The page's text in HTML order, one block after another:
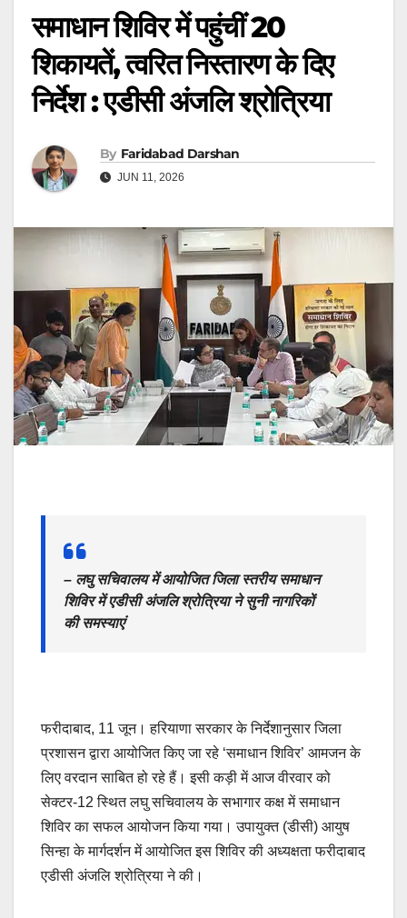
समाधान शिविर में पहुंचीं 20
शिकायतें, त्वरित निस्तारण के दिए
निर्देश : एडीसी अंजलि श्रोत्रिया
By Faridabad Darshan
JUN 11, 2026
– लघु सचिवालय में आयोजित जिला स्तरीय समाधान
शिविर में एडीसी अंजलि श्रोत्रिया ने सुनी नागरिकों
की समस्याएं
फरीदाबाद, 11 जून। हरियाणा सरकार के निर्देशानुसार जिला
प्रशासन द्वारा आयोजित किए जा रहे ‘समाधान शिविर’ आमजन के
लिए वरदान साबित हो रहे हैं। इसी कड़ी में आज वीरवार को
सेक्टर-12 स्थित लघु सचिवालय के सभागार कक्ष में समाधान
शिविर का सफल आयोजन किया गया। उपायुक्त (डीसी) आयुष
सिन्हा के मार्गदर्शन में आयोजित इस शिविर की अध्यक्षता फरीदाबाद
एडीसी अंजलि श्रोत्रिया ने की।